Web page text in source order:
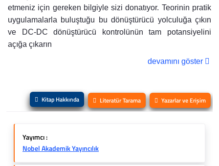
etmeniz için gereken bilgiyle sizi donatıyor. Teorinin pratik
uygulamalarla buluştuğu bu dönüştürücü yolculuğa çıkın
ve DC-DC dönüştürücü kontrolünün tam potansiyelini
açığa çıkarın
devamını göster
Kitap Hakkında Literatür Tarama Yazarlar ve Erişim
Yayımcı :
Nobel Akademik Yayıncılık